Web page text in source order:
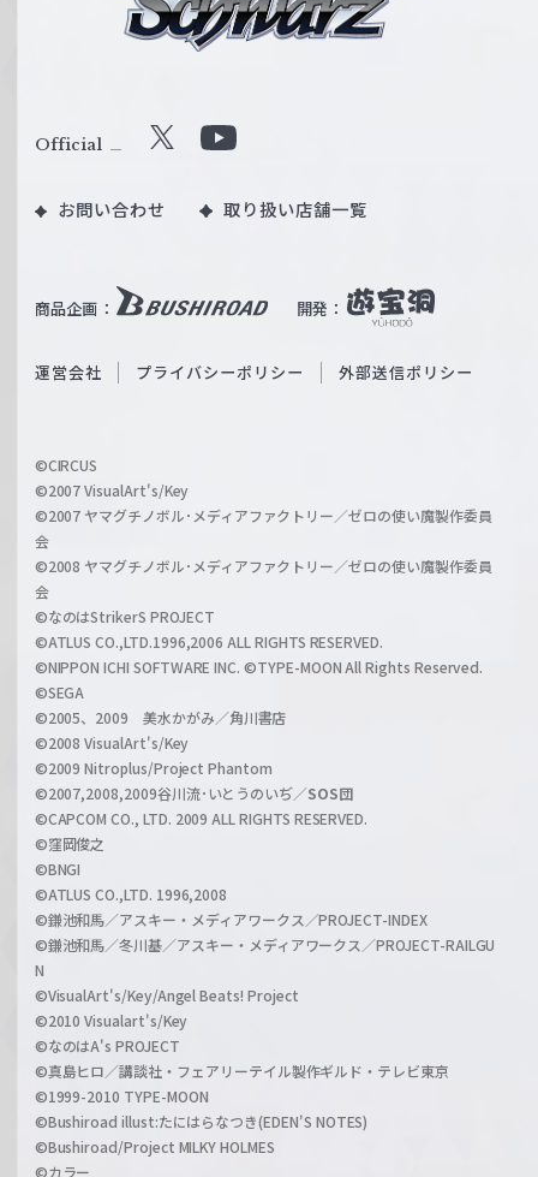
ル
W
ß
c
a
r
z
商品企画： 開発：
Official X
u
b
O
i
l
h
a
n
l
お問い合わせ 取り扱い店舗一覧
運営会社 プライバシーポリシー 外部送信ポリシー
©CIRCUS
©2007 VisualArt's/Key
©2007 ヤマグチノボル･メディアファクトリー／ゼロの使い魔製作委員
会
©2008 ヤマグチノボル･メディアファクトリー／ゼロの使い魔製作委員
会
©なのはStrikerS PROJECT
©ATLUS CO.,LTD.1996,2006 ALL RIGHTS RESERVED.
©NIPPON ICHI SOFTWARE INC. ©TYPE-MOON All Rights Reserved.
©SEGA
©2005、2009 美水かがみ／角川書店
©2008 VisualArt's/Key
©2009 Nitroplus/Project Phantom
©2007,2008,2009谷川流･いとうのいぢ／SOS団
©CAPCOM CO., LTD. 2009 ALL RIGHTS RESERVED.
©窪岡俊之
©BNGI
©ATLUS CO.,LTD. 1996,2008
©鎌池和馬／アスキー・メディアワークス／PROJECT-INDEX
©鎌池和馬／冬川基／アスキー・メディアワークス／PROJECT-RAILGU
N
©VisualArt's/Key/Angel Beats! Project
©2010 Visualart's/Key
©なのはA's PROJECT
©真島ヒロ／講談社・フェアリーテイル製作ギルド・テレビ東京
©1999-2010 TYPE-MOON
©Bushiroad illust:たにはらなつき(EDEN'S NOTES)
©Bushiroad/Project MILKY HOLMES
©カラー